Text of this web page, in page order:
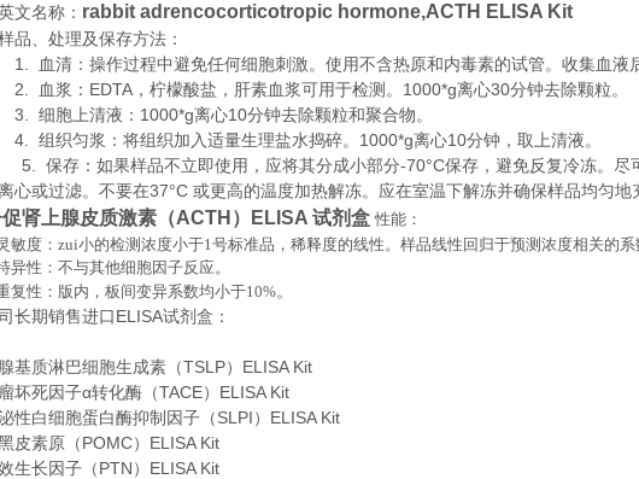
文名称： rabbit adrencocorticotropic hormone,ACTH ELISA Kit
品、处理及保存方法：
清：操作过程中避免任何细胞刺激。使用不含热原和内毒素的试管。收集血液
浆：EDTA，柠檬酸盐，肝素血浆可用于检测。1000*g离心30分钟去除颗粒。
胞上清液：1000*g离心10分钟去除颗粒和聚合物。
织匀浆：将组织加入适量生理盐水捣碎。1000*g离心10分钟，取上清液。
存：如果样品不立即使用，应将其分成小部分-70°C保存，避免反复冷冻。尽可
心或过滤。不要在37°C 或更高的温度加热解冻。应在室温下解冻并确保样品均匀地
肾上腺皮质激素（ACTH）ELISA 试剂盒 性能：
敏度：zui小的检测浓度小于1号标准品，稀释度的线性。样品线性回归于预测浓度相关的系
异性：不与其他细胞因子反应。
复性：版内，板间变异系数均小于10%。
长期销售进口ELISA试剂盒：
基质淋巴细胞生成素（TSLP）ELISA Kit
坏死因子α转化酶（TACE）ELISA Kit
性白细胞蛋白酶抑制因子（SLPI）ELISA Kit
皮素原（POMC）ELISA Kit
生长因子（PTN）ELISA Kit